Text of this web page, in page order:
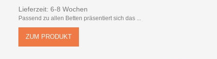
Lieferzeit: 6-8 Wochen
Passend zu allen Betten präsentiert sich das ...
ZUM PRODUKT